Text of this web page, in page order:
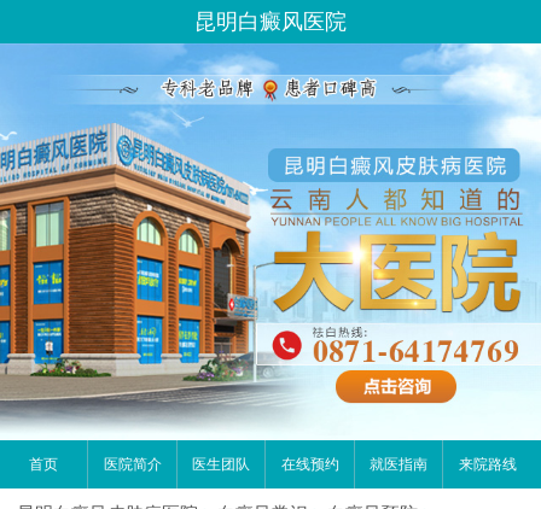
昆明白癜风医院
首页 医院简介 医生团队 在线预约 就医指南 来院路线